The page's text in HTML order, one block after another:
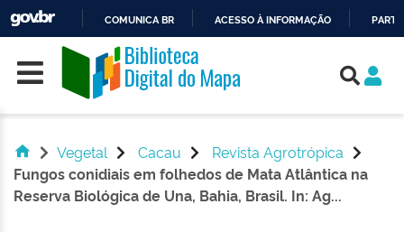
O
CONTEÚDO
COMUNICA BR ACESSO À INFORMAÇÃO
Skip navigation
Vegetal Cacau
Revista Agrotrópica
Fungos conidiais em folhedos de Mata Atlântica na
Reserva Biológica de Una, Bahia, Brasil. In: Ag...